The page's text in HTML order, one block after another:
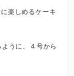
楽しめるケーキ
うに、４号から